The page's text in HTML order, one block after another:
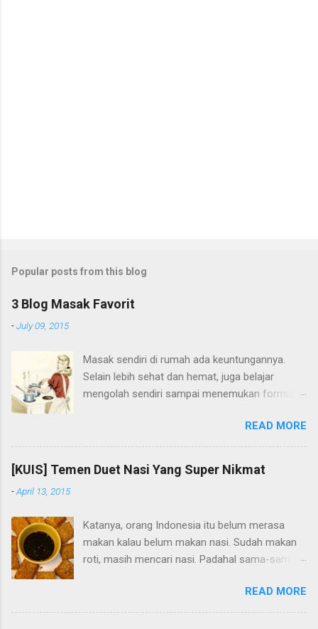
Popular posts from this blog
3 Blog Masak Favorit
-July 09, 2015
Masak sendiri di rumah ada keuntungannya.
Selain lebih sehat dan hemat, juga belajar
mengolah sendiri sampai menemukan formula
rumah orangtua di kampong, saya suka nyoba-
nyoba resep sendiri. Waktu SMA, saya pengen
nyoba bikin pudding kentang resep dari teman.
Saya minta uang sama ibu buat beli bahan-
colek-colek aja, rasanya sih enak. Tapi kalau
penampakannya mengerikan, ga ada yang mau
makan. Sejak itu, ga berani nyoba-nyoba masak
READ MORE
[KUIS] Temen Duet Nasi Yang Super Nikmat
-April 13, 2015
Katanya, orang Indonesia itu belum merasa
makan kalau belum makan nasi. Sudah makan
roti, masih mencari nasi. Padahal sama-sama
masyarakat kita di Indonesia. Nasi nikmat
disantap dengan masakan apapun, walaupun
READ MORE